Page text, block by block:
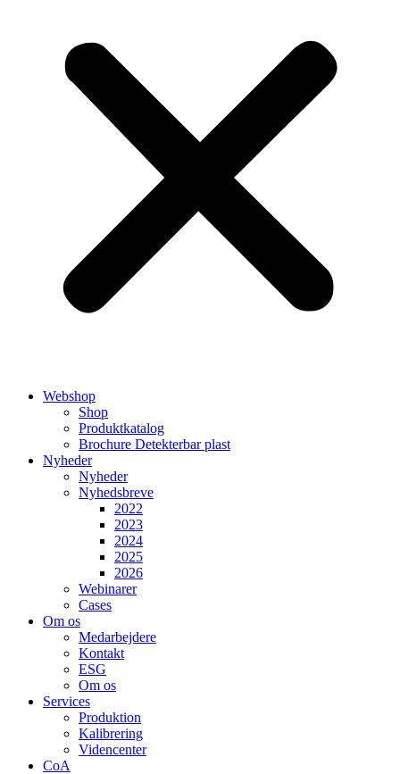
Webshop
Shop
Produktkatalog
Brochure Detekterbar plast
Nyheder
Nyheder
Nyhedsbreve
2022
2023
2024
2025
2026
Webinarer
Cases
Om os
Medarbejdere
Kontakt
ESG
Om os
Services
Produktion
Kalibrering
Videncenter
CoA